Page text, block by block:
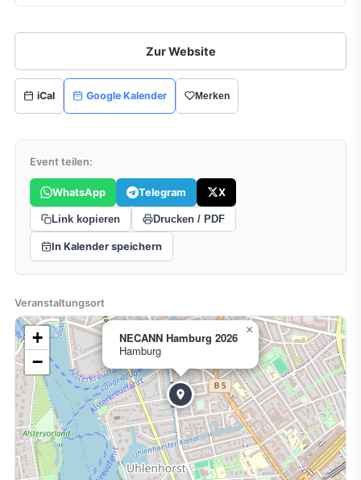
Zur Website
iCal Google Kalender Merken
Event teilen:
WhatsApp Telegram X
Link kopieren Drucken / PDF
In Kalender speichern
Veranstaltungsort
NECANN Hamburg 2026
Hamburg
×
+
−